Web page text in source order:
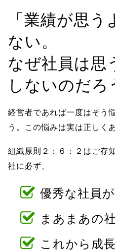
「業績が思
ない。
なぜ社員は思
しないのだ
経営者であれば一度はそう
う。この悩みは実は正しく
組織原則２：６：２はご存
社に必ず、
優秀な社員
まあまあの
これから成